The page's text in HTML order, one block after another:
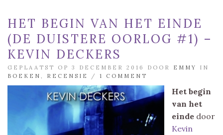
HET BEGIN VAN HET EINDE
(DE DUISTERE OORLOG #1) –
KEVIN DECKERS
GEPLAATST OP 3 DECEMBER 2016 DOOR EMMY
IN
BOEKEN
RECENSIE / 1 COMMENT
Het begin
van het
einde door
Kevin